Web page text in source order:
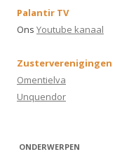
a
a
:
Palantir TV
Ons Youtube kanaal
Zusterverenigingen
Omentielva
Unquendor
ONDERWERPEN